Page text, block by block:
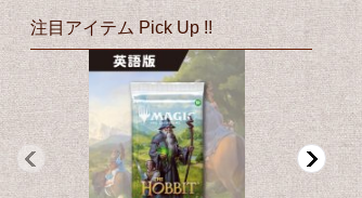
注目アイテム Pick Up !!